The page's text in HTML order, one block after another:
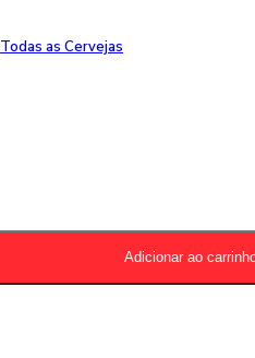
Todas as Cervejas
Adicionar ao